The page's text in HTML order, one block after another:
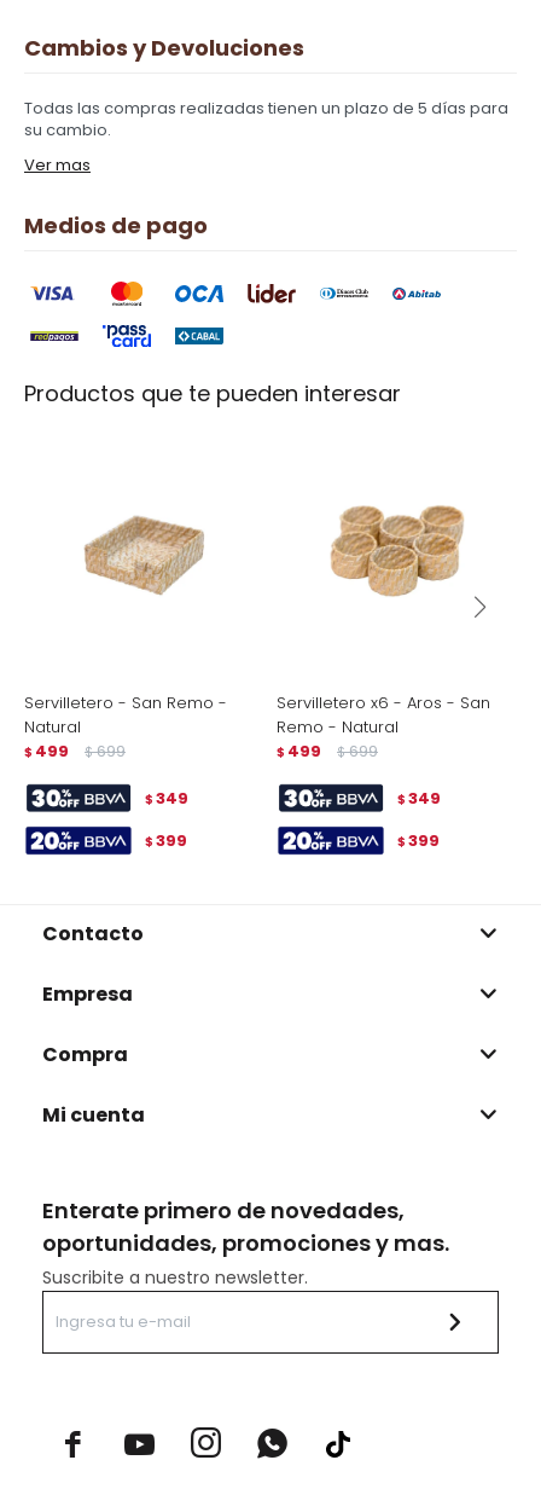
Cambios y Devoluciones
Todas las compras realizadas tienen un plazo de 5 días para
su cambio.
Ver mas
Medios de pago
Productos que te pueden interesar
Servilletero - San Remo -
Natural
$ 499 $ 699
$ 349
$ 399
Servilletero x6 - Aros - San
Remo - Natural
$ 499 $ 699
$ 349
$ 399
Enterate primero de novedades,
oportunidades, promociones y mas.
Suscribite a nuestro newsletter.
  
Contacto
Empresa
Compra
Mi cuenta